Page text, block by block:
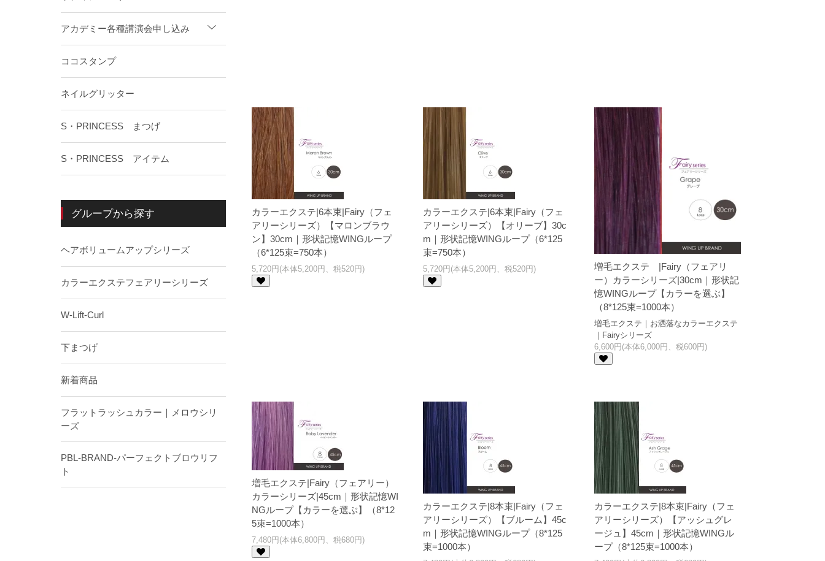
カラーエクステ|6本束|Fairy（フェ
アリーシリーズ）【マロンブラウ
ン】30cm｜形状記憶WINGループ
（6*125束=750本）
5,720円(本体5,200円、税520円)
カラーエクステ|6本束|Fairy（フェ
アリーシリーズ）【オリーブ】30c
m｜形状記憶WINGループ（6*125
束=750本）
5,720円(本体5,200円、税520円)
増毛エクステ |Fairy（フェアリ
ー）カラーシリーズ|30cm｜形状記
憶WINGループ【カラーを選ぶ】
（8*125束=1000本）
増毛エクステ｜お洒落なカラーエクステ
｜Fairyシリーズ
6,600円(本体6,000円、税600円)
増毛エクステ|Fairy（フェアリー）
カラーシリーズ|45cm｜形状記憶WI
NGループ【カラーを選ぶ】（8*12
5束=1000本）
7,480円(本体6,800円、税680円)
カラーエクステ|8本束|Fairy（フェ
アリーシリーズ）【ブルーム】45c
m｜形状記憶WINGループ（8*125
束=1000本）
カラーエクステ|8本束|Fairy（フェ
アリーシリーズ）【アッシュグレ
ージュ】45cm｜形状記憶WINGル
ープ（8*125束=1000本）
アカデミー各種講演会申し込み
ココスタンプ
ネイルグリッター
S・PRINCESS まつげ
S・PRINCESS アイテム
グループから探す
ヘアボリュームアップシリーズ
カラーエクステフェアリーシリーズ
W-Lift-Curl
下まつげ
新着商品
フラットラッシュカラー｜メロウシリ
ーズ
PBL-BRAND-パーフェクトブロウリフ
ト